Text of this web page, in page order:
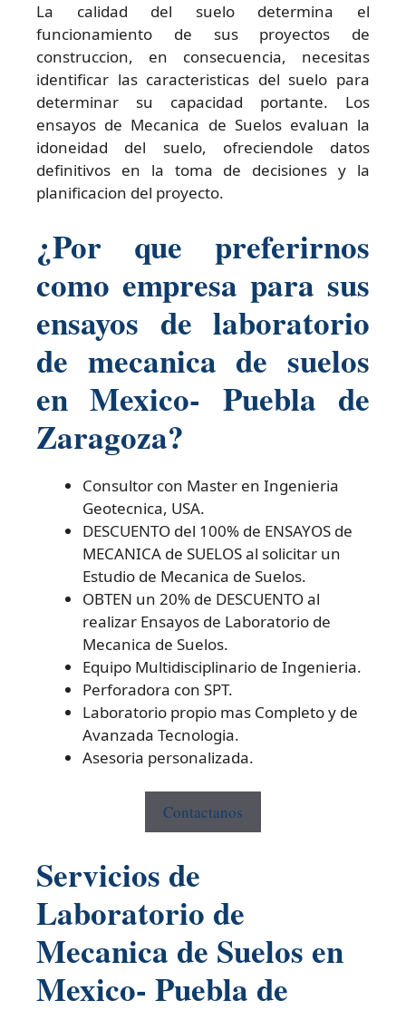
La calidad del suelo determina el
funcionamiento de sus proyectos de
construccion, en consecuencia, necesitas
identificar las caracteristicas del suelo para
determinar su capacidad portante. Los
ensayos de Mecanica de Suelos evaluan la
idoneidad del suelo, ofreciendole datos
definitivos en la toma de decisiones y la
planificacion del proyecto.
¿Por que preferirnos
como empresa para sus
ensayos de laboratorio
de mecanica de suelos
en Mexico- Puebla de
Zaragoza?
Consultor con Master en Ingenieria
Geotecnica, USA.
DESCUENTO del 100% de ENSAYOS de
MECANICA de SUELOS al solicitar un
Estudio de Mecanica de Suelos.
OBTEN un 20% de DESCUENTO al
realizar Ensayos de Laboratorio de
Mecanica de Suelos.
Equipo Multidisciplinario de Ingenieria.
Perforadora con SPT.
Laboratorio propio mas Completo y de
Avanzada Tecnologia.
Asesoria personalizada.
Contactanos
Servicios de
Laboratorio de
Mecanica de Suelos en
Mexico- Puebla de